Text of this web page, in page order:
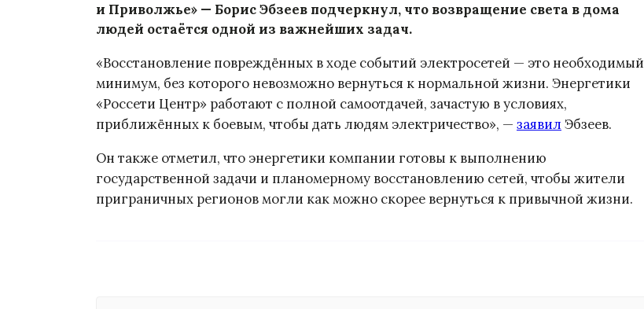
и Приволжье» — Борис Эбзеев подчеркнул, что возвращение света в дома
людей остаётся одной из важнейших задач.
«Восстановление повреждённых в ходе событий электросетей — это необходимый
минимум, без которого невозможно вернуться к нормальной жизни. Энергетики
«Россети Центр» работают с полной самоотдачей, зачастую в условиях,
приближённых к боевым, чтобы дать людям электричество», — заявил Эбзеев.
Он также отметил, что энергетики компании готовы к выполнению
государственной задачи и планомерному восстановлению сетей, чтобы жители
приграничных регионов могли как можно скорее вернуться к привычной жизни.